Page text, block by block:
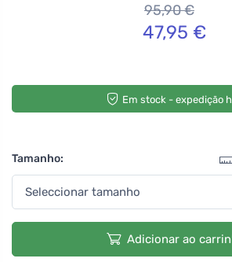
95,90 €
47,95 €
Em stock - expedição
Tamanho:
Adicionar ao